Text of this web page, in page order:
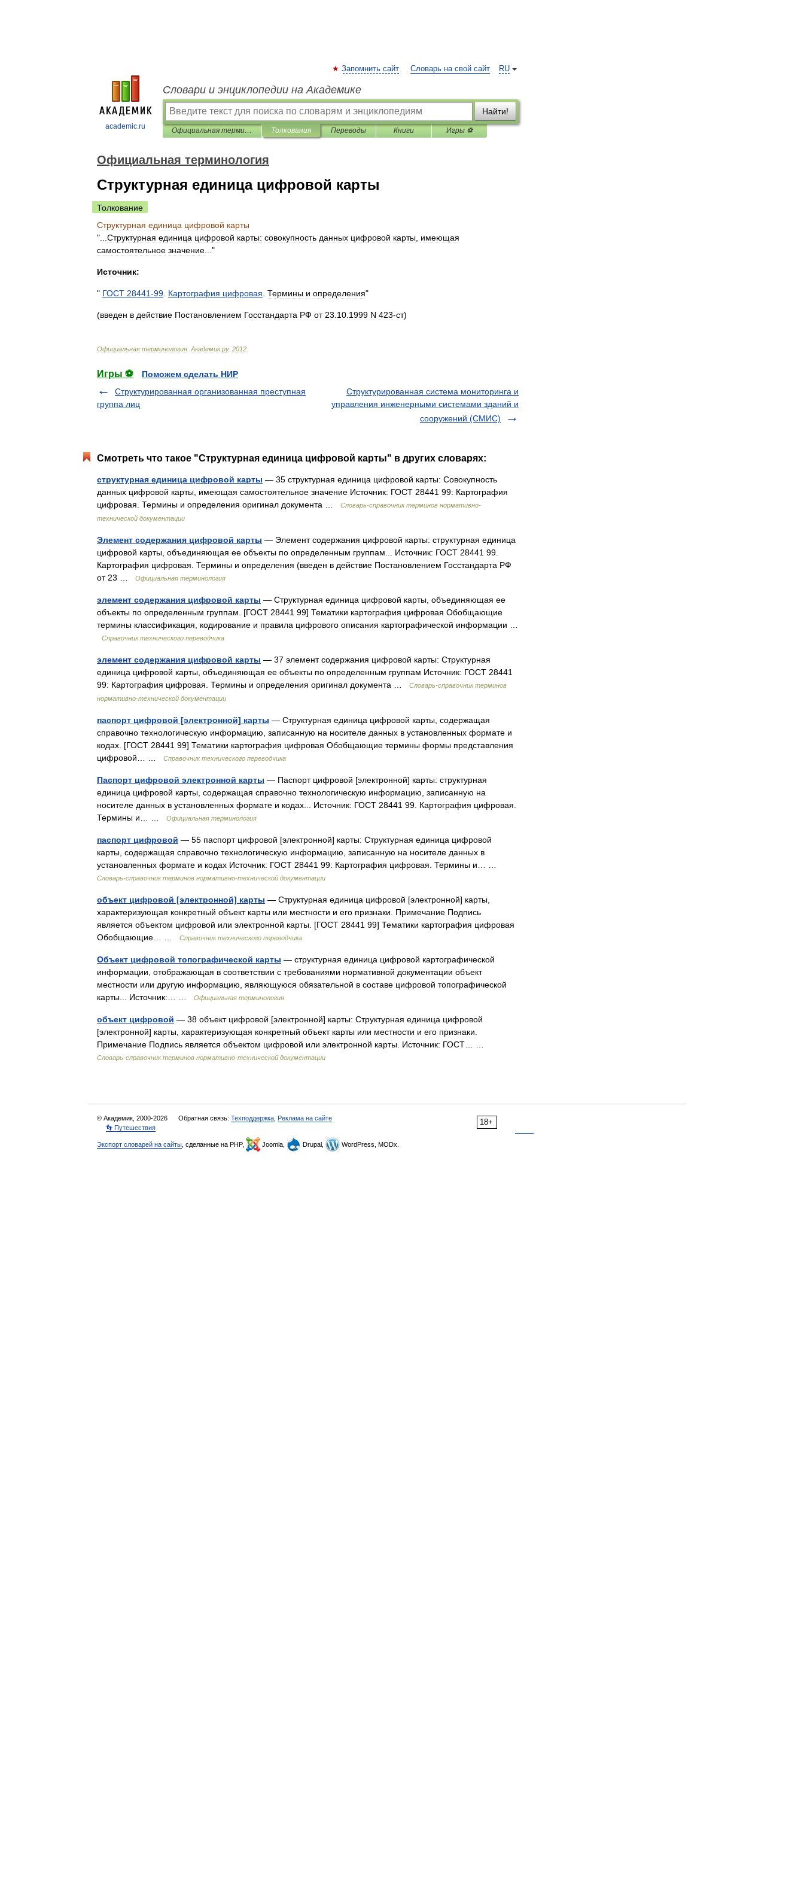
academic.ru
RU
Запомнить сайт Словарь на свой сайт
Словари и энциклопедии на Академике
Найти!
Официальная терминология Толкования Переводы Книги Игры ⚽
Официальная терминология
Структурная единица цифровой карты
Толкование
Структурная единица цифровой карты
"... Структурная единица цифровой карты: совокупность данных цифровой карты имеющая
самостоятельное значение ..."
Источник:
" ГОСТ 28441-99 Картография цифровая Термины и определения"
(введен в действие Постановлением Госстандарта РФ от 23 10 1999 N 423-ст)
Официальная терминология Академик.ру. 2012
Игры ⚽
Поможем сделать НИР
Структурированная организованная преступная
группа лиц
Структурированная система мониторинга и
управления инженерными системами зданий и
сооружений (СМИС)
Смотреть что такое "Структурная единица цифровой карты" в других словарях:
структурная единица цифровой карты — 35 структурная единица цифровой карты: Совокупность
данных цифровой карты, имеющая самостоятельное значение Источник: ГОСТ 28441 99: Картография
цифровая. Термины и определения оригинал документа …
Словарь-справочник терминов нормативно-
технической документации
Элемент содержания цифровой карты — Элемент содержания цифровой карты: структурная единица
цифровой карты, объединяющая ее объекты по определенным группам... Источник: ГОСТ 28441 99.
Картография цифровая. Термины и определения (введен в действие Постановлением Госстандарта РФ
от 23 …
Официальная терминология
элемент содержания цифровой карты — Структурная единица цифровой карты, объединяющая ее
объекты по определенным группам. [ГОСТ 28441 99] Тематики картография цифровая Обобщающие
термины классификация, кодирование и правила цифрового описания картографической информации …
Справочник технического переводчика
элемент содержания цифровой карты — 37 элемент содержания цифровой карты: Структурная
единица цифровой карты, объединяющая ее объекты по определенным группам Источник: ГОСТ 28441
99: Картография цифровая. Термины и определения оригинал документа …
Словарь-справочник терминов
нормативно-технической документации
паспорт цифровой [электронной] карты — Структурная единица цифровой карты, содержащая
справочно технологическую информацию, записанную на носителе данных в установленных формате и
кодах. [ГОСТ 28441 99] Тематики картография цифровая Обобщающие термины формы представления
цифровой… …
Справочник технического переводчика
Паспорт цифровой электронной карты — Паспорт цифровой [электронной] карты: структурная
единица цифровой карты, содержащая справочно технологическую информацию, записанную на
носителе данных в установленных формате и кодах... Источник: ГОСТ 28441 99. Картография цифровая.
Термины и… …
Официальная терминология
паспорт цифровой — 55 паспорт цифровой [электронной] карты: Структурная единица цифровой
карты, содержащая справочно технологическую информацию, записанную на носителе данных в
установленных формате и кодах Источник: ГОСТ 28441 99: Картография цифровая. Термины и… …
Словарь-справочник терминов нормативно-технической документации
объект цифровой [электронной] карты — Структурная единица цифровой [электронной] карты,
характеризующая конкретный объект карты или местности и его признаки. Примечание Подпись
является объектом цифровой или электронной карты. [ГОСТ 28441 99] Тематики картография цифровая
Обобщающие… …
Справочник технического переводчика
Объект цифровой топографической карты — структурная единица цифровой картографической
информации, отображающая в соответствии с требованиями нормативной документации объект
местности или другую информацию, являющуюся обязательной в составе цифровой топографической
карты... Источник:… …
Официальная терминология
объект цифровой — 38 объект цифровой [электронной] карты: Структурная единица цифровой
[электронной] карты, характеризующая конкретный объект карты или местности и его признаки.
Примечание Подпись является объектом цифровой или электронной карты. Источник: ГОСТ… …
Словарь-справочник терминов нормативно-технической документации
18+
© Академик, 2000-2026 Обратная связь: Техподдержка Реклама на сайте
👣 Путешествия
Экспорт словарей на сайты , сделанные на PHP, Joomla, Drupal, WordPress, MODx.